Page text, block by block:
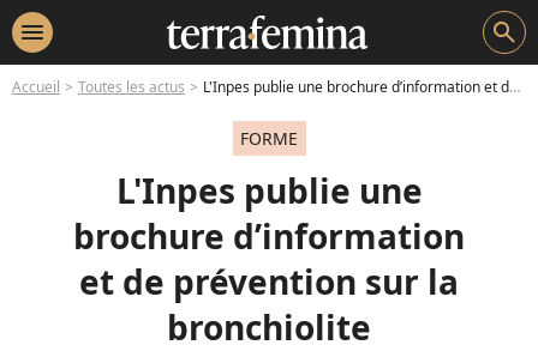
menu search
Accueil Toutes les actus L'Inpes publie une brochure d’information et de prévention sur la bronchiolite
FORME
L'Inpes publie une
brochure d’information
et de prévention sur la
bronchiolite